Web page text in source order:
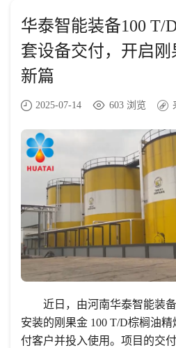
华泰智能装备100 T/
套设备交付，开启
新篇
2025-07-14 603 浏览
近日，由河南华泰智能装
安装的刚果金 100 T/D棕榈油
付客户并投入使用。项目的交